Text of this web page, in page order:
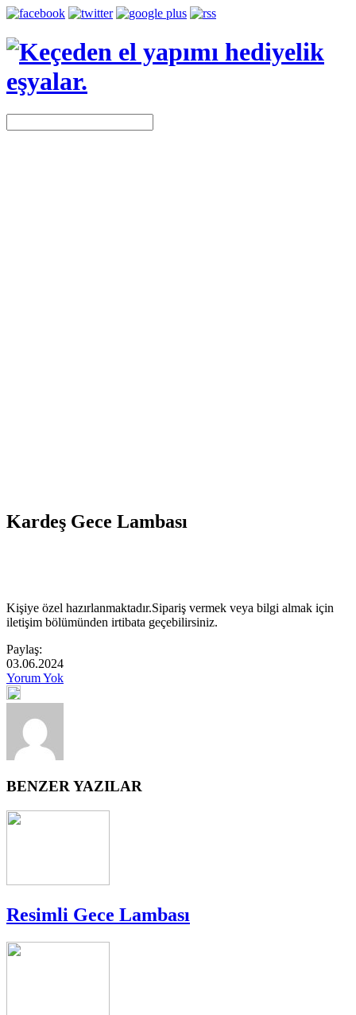
Kardeş Gece Lambası
Kişiye özel hazırlanmaktadır.Sipariş vermek veya bilgi almak için
iletişim bölümünden irtibata geçebilirsiniz.
Paylaş:
03.06.2024
Yorum Yok
BENZER YAZILAR
Resimli Gece Lambası